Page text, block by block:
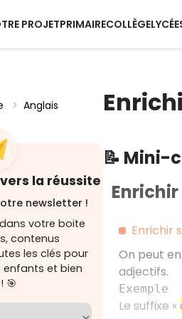
PROJETPRIMAIRECOLLÈGELYCÉE
> Anglais
la réussite
newsletter !
votre boite
contenus
les clés pour
enfants et bien
🎯
📝 Mini-
Enrichir
On peut
adjectifs.
Exemple
Le suffixe «